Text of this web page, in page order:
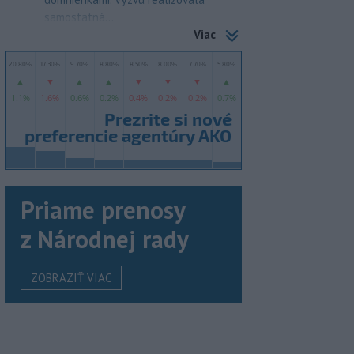
samostatná...
Viac
Priame prenosy
z Národnej rady
ZOBRAZIŤ VIAC